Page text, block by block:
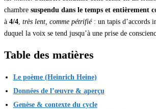
chambre suspendu dans le temps et entièrement
à 4/4, très lent, comme pétrifié: un tapis d’accords
duquel la voix se tend jusqu’à une prise de
Table des matières
Le poème (Heinrich Heine)
Données de l’œuvre & aperçu
Genèse & contexte du cycle